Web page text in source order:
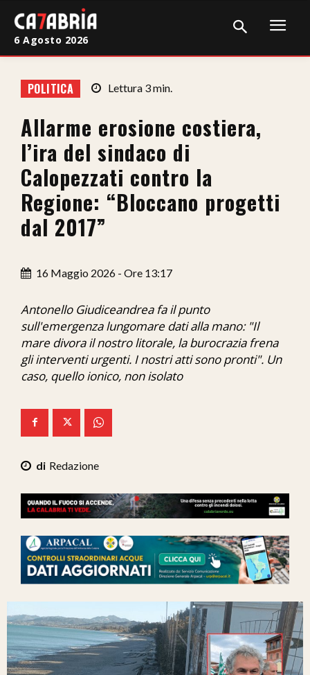
Cronaca
Giudiziaria
Politica
Sport
Attualità
Ita-Mondo
C7 Play
We Calabria
Mix Zone
6 Agosto 2026
POLITICA Lettura 3min.
Allarme erosione costiera,
l’ira del sindaco di
Calopezzati contro la
Regione: “Bloccano progetti
dal 2017”
16 Maggio 2026 - Ore 13:17
Antonello Giudiceandrea fa il punto
sull'emergenza lungomare dati alla mano: "Il
mare divora il nostro litorale, la burocrazia frena
gli interventi urgenti. I nostri atti sono pronti". Un
caso, quello ionico, non isolato
Redazione